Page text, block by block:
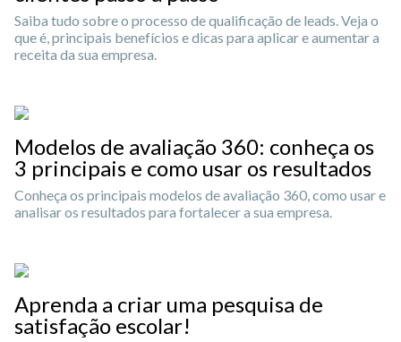
Saiba tudo sobre o processo de qualificação de leads. Veja o
que é, principais benefícios e dicas para aplicar e aumentar a
receita da sua empresa.
Modelos de avaliação 360: conheça os
3 principais e como usar os resultados
Conheça os principais modelos de avaliação 360, como usar e
analisar os resultados para fortalecer a sua empresa.
Aprenda a criar uma pesquisa de
satisfação escolar!